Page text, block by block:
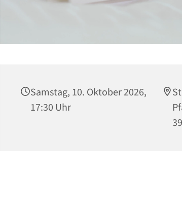
Samstag, 10. Oktober 2026,
17:30 Uhr